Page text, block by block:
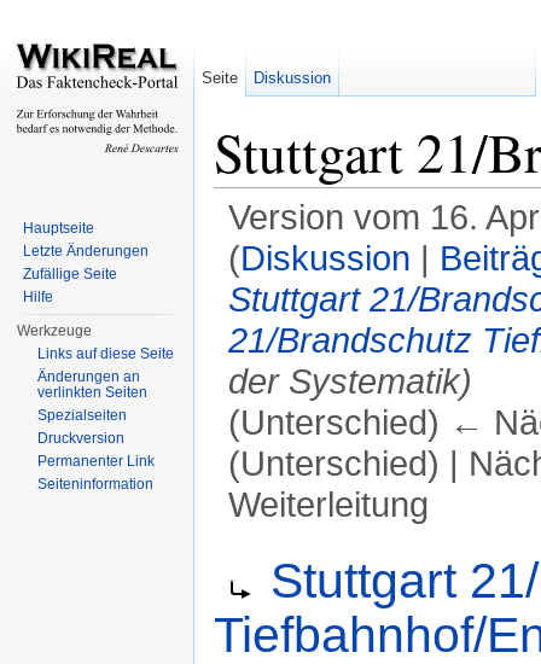
Stuttgart 21/
Version vom 16.
(Diskussion |
Stuttgart 21/
21/Brandschutz
der Systematik)
(Unterschied) ←
(Unterschied) |
Weiterleitung
Stuttgart
Tiefbahnhof/
Seite Diskussion
Hauptseite
Letzte Änderungen
Zufällige Seite
Hilfe
Werkzeuge
Links auf diese Seite
Änderungen an
verlinkten Seiten
Spezialseiten
Druckversion
Permanenter Link
Seiteninformation